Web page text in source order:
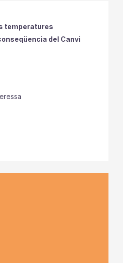
temperatures
del Canvi